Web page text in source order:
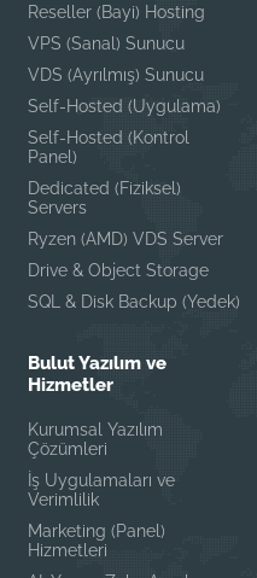
Reseller (Bayi) Hosting
VPS (Sanal) Sunucu
VDS (Ayrılmış) Sunucu
Self-Hosted (Uygulama)
Self-Hosted (Kontrol
Panel)
Dedicated (Fiziksel)
Servers
Ryzen (AMD) VDS Server
Drive & Object Storage
SQL & Disk Backup (Yedek)
Bulut Yazılım ve
Hizmetler
Kurumsal Yazılım
Çözümleri
İş Uygulamaları ve
Verimlilik
Marketing (Panel)
Hizmetleri